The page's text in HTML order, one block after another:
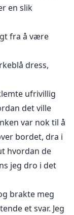
en slik
fra å være
dress,
ufrivillig
det ville
var nok til å
bordet, dra i
hvordan de
jeg dro i det
brakte meg
et svar. Jeg